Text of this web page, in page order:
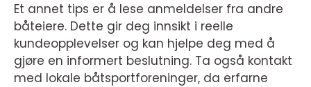
Et annet tips er å lese anmeldelser fra andre
båteiere. Dette gir deg innsikt i reelle
kundeopplevelser og kan hjelpe deg med å
gjøre en informert beslutning. Ta også kontakt
med lokale båtsportforeninger, da erfarne